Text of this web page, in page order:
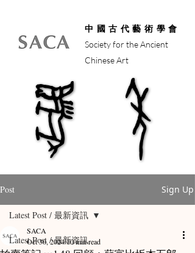
中國古代藝術學會
Society for the Ancient
Chinese Art
馬年
馬年
Post Sign Up
Latest Post / 最新資訊
Latest Post / 最新資訊
SACA
Oct 30, 202410 min read